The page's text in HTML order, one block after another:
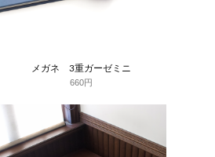
メガネ 3重ガーゼミニ
660円